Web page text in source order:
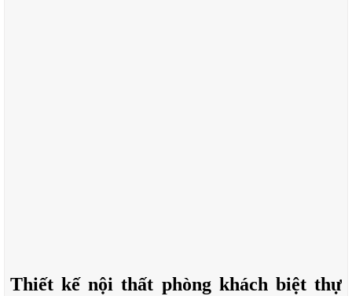
Thiết kế nội thất phòng khách biệt thự